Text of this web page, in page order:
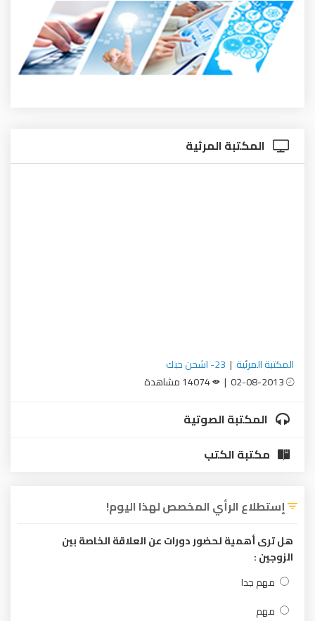
المكتبة المرئية
المكتبة المرئية | 23- اشحن حبك
المكتبة الصوتية
مكتبة الكتب
إستطلاع الرأي المخصص لهذا اليوم!
هل ترى أهمية لحضور دورات عن العلاقة الخاصة بين
الزوجين :
مهم جدا
مهم